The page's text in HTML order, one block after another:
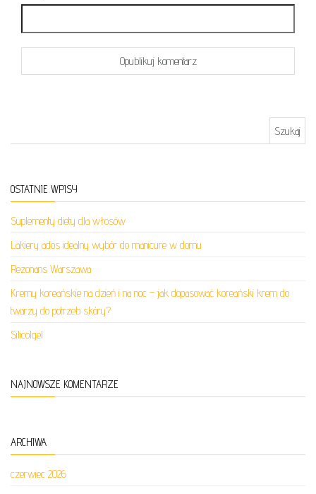
OSTATNIE WPISY
Suplementy diety dla włosów
Lakiery ados idealny wybór do manicure w domu
Rezonans Warszawa
Kremy koreańskie na dzień i na noc – jak dopasować koreański krem do
twarzy do potrzeb skóry?
Silicolgel
NAJNOWSZE KOMENTARZE
ARCHIWA
czerwiec 2026